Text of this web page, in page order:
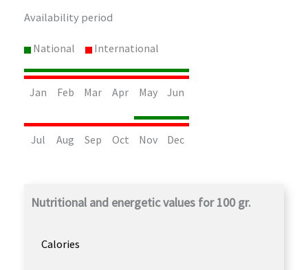
Availability period
National International
Jan Feb Mar Apr May Jun
Jul Aug Sep Oct Nov Dec
Nutritional and energetic values for 100 gr.
Calories